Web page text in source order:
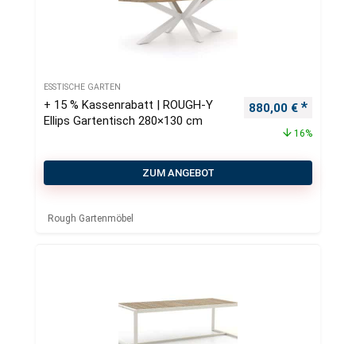
ESSTISCHE GARTEN
+ 15 % Kassenrabatt | ROUGH-Y
Ellips Gartentisch 280×130 cm
Ursprünglicher
880,00 €
16%
ZUM ANGEBOT
Rough Gartenmöbel